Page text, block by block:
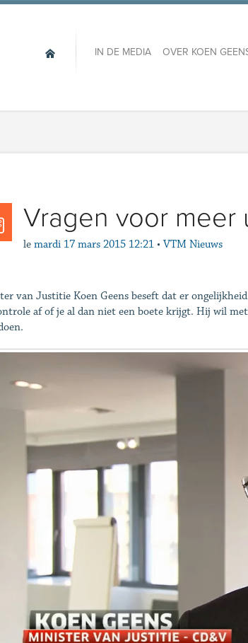
IN DE MEDIA OVER KOEN
Vragen voor meer
le mardi 17 mars 2015 12:21 • VTM Nieuws
van Justitie Koen Geens beseft dat er
af of je al dan niet een boete krijgt. Hij wil